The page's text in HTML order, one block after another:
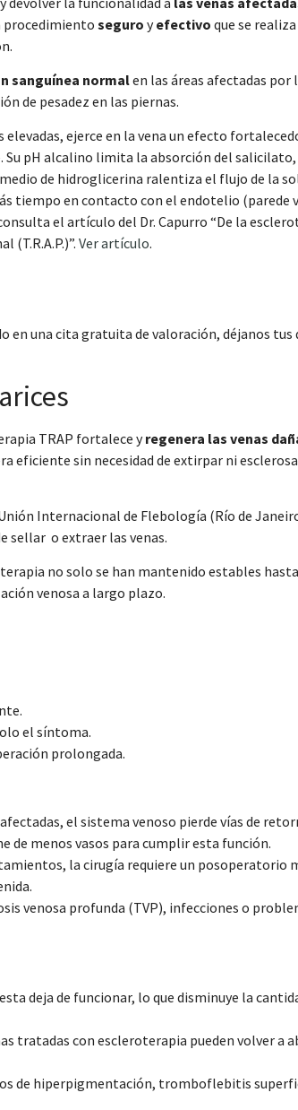
Permitir la selección
procedimiento seguro yefectivo que se
sanguínea normalen las áreas afectadas por
de pesadez en las piernas.
ejerce en la vena un efecto
pH alcalino limita la absorción del
de hidroglicerina ralentiza el flujo de la
tiempo en contacto con el endotelio (parede
el artículo del Dr. Capurro “De la
Ver artículo.
en una cita gratuita de valoración, déjanos tus
TRAP fortalece yregenera las venas
eficiente sin necesidad de extirpar ni
Internacional de Flebología (Río de
sellar o extraer las venas.
no solo se han mantenido estables
venosa a largo plazo.
el síntoma.
prolongada.
el sistema venoso pierde vías de
de menos vasos para cumplir esta función.
la cirugía requiere un posoperatorio
venosa profunda (TVP), infecciones o
deja de funcionar, lo que disminuye la
tratadas con escleroterapia pueden volver a
de hiperpigmentación, tromboflebitis